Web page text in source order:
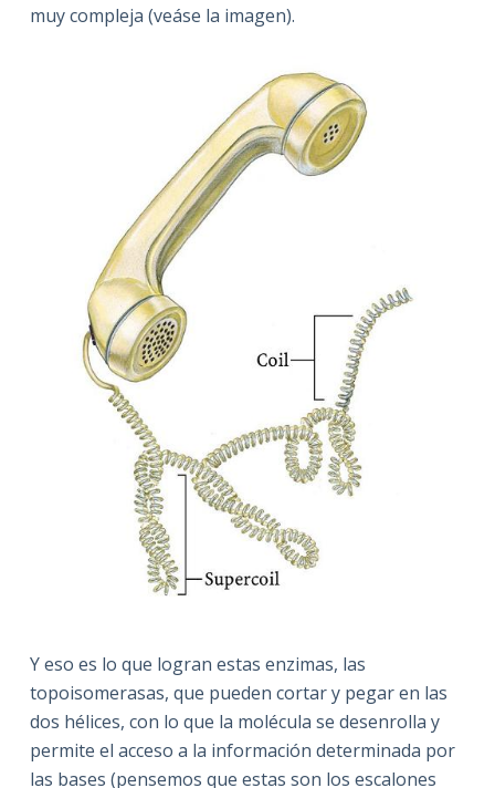
muy compleja (veáse la imagen).
Y eso es lo que logran estas enzimas, las
topoisomerasas, que pueden cortar y pegar en las
dos hélices, con lo que la molécula se desenrolla y
permite el acceso a la información determinada por
las bases (pensemos que estas son los escalones